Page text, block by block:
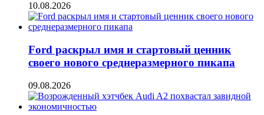
10.08.2026
Ford раскрыл имя и стартовый ценник
своего нового среднеразмерного пикапа
09.08.2026